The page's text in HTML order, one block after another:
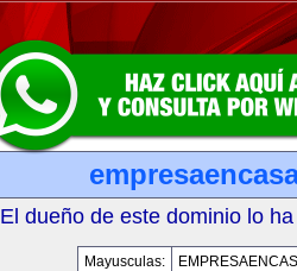
El dueño de este dominio lo
Mayusculas: